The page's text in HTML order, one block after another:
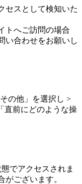
セスとして検知いた
トへご訪問の場合
い合わせをお願いし
の他」を選択し >
直前にどのような操
でアクセスされま
ございます。